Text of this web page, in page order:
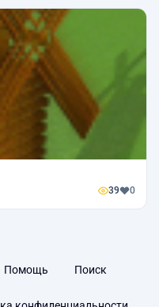
39 0
Помощь Поиск